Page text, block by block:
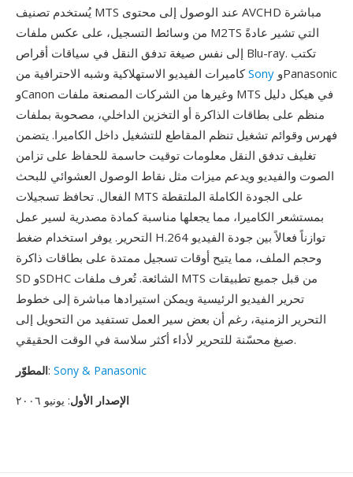
يُستخدم تصنيف MTS عند الوصول إلى محتوى AVCHD مباشرة
من وسائط التسجيل، على عكس ملفات M2TS التي تشير عادةً
إلى نفس صيغة تدفق النقل في سياقات أقراص Blu-ray. تكتب
كاميرات الفيديو الاستهلاكية وشبه الاحترافية منSony
وCanon وغيرها من الشركات المصنعة ملفات MTS في هيكل دليل
منظم على بطاقات الذاكرة أو التخزين الداخلي، مصحوبة بملفات
فهرس وقوائم تشغيل تنظم المقاطع للتشغيل داخل الكاميرا. يتضمن
تغليف تدفق النقل معلومات توقيت حاسمة للحفاظ على تزامن
الصوت والفيديو ويدعم ميزات مثل نقاط الوصول العشوائي للبحث
الفعال. تحافظ تسجيلات MTS على الجودة الكاملة الملتقطة
بمستشعر الكاميرا، مما يجعلها مناسبة كمادة مصدرية لسير عمل
التحرير. يوفر استخدام ضغط H.264 توازناً فعالاً بين جودة الفيديو
وحجم الملف، مما يتيح أوقات تسجيل ممتدة على بطاقات ذاكرة
SD وSDHC الشائعة. تُعرف ملفات MTS من قبل جميع تطبيقات
تحرير الفيديو الرئيسية ويمكن استيرادها مباشرة إلى خطوط
التحرير الزمنية، رغم أن بعض سير العمل تستفيد من التحويل إلى
صيغ محسّنة للتحرير لأداء أكثر سلاسة في الوقت الحقيقي.
المطوّر: Sony & Panasonic
الإصدار الأول: يونيو ٢٠٠٦